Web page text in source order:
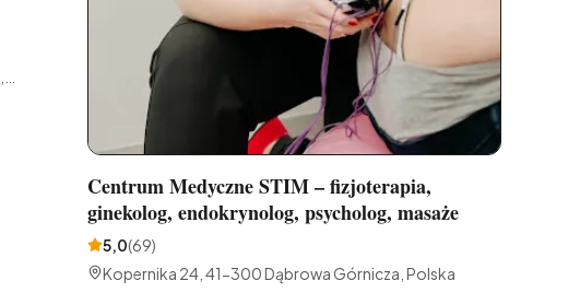
Centrum Medyczne STIM – fizjoterapia,
ginekolog, endokrynolog, psycholog, masaże
5,0(69)
Kopernika 24, 41-300 Dąbrowa Górnicza, Polska